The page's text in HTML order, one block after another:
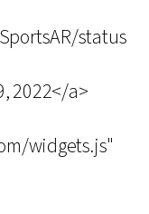
status
2022</a>
widgets.js"